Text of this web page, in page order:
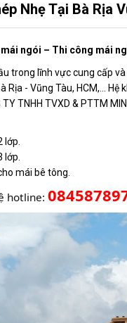
Nhẹ Tại Bà Rịa
ngói – Thi công mái
trong lĩnh vực cung cấp
Rịa - Vũng Tàu, HCM,…
TNHH TVXD & PTTM
lớp.
lớp.
mái bê tông.
hotline: